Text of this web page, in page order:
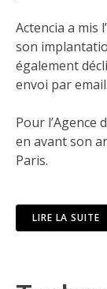
Actencia a mis
son
également
envoi par email.
Pour l’Agence
en avant son
Paris.
LIRE LA SUITE